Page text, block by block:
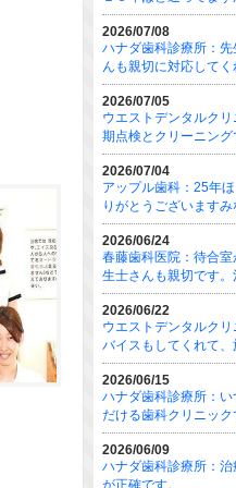
2026/07/08
ハナダ歯科診療所：
んも親切に対応してく
2026/07/05
ウエストデンタルク
期点検とクリーニン
2026/07/04
アップル歯科：25年
りがとうございます
2026/06/24
春藤歯科医院：待合
生士さんも親切です
2026/06/22
ウエストデンタルク
バイスもしてくれて
2026/06/15
ハナダ歯科診療所：
だける歯科クリニッ
2026/06/09
ハナダ歯科診療所：